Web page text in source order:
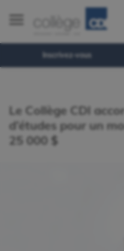
Inscrivez-vous
Le Collège CDI
d’études pour un
25 000 $